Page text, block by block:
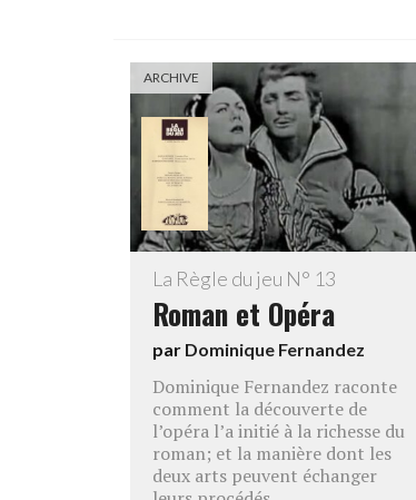
ARCHIVE
La Règle du jeu N° 13
Roman et Opéra
par Dominique Fernandez
Dominique Fernandez raconte
comment la découverte de
l’opéra l’a initié à la richesse du
roman; et la manière dont les
deux arts peuvent échanger